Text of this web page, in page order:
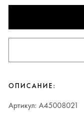
ОПИСАНИЕ:
Артикул: A45008021